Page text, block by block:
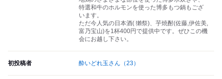
特選和牛のホルモンを使った博多もつ鍋もござ
います。
ただ今人気の日本酒( 獺祭)、芋焼酎(佐藤,伊佐美,
富乃宝山)を1杯400円で提供中です。ぜひこの機
会にお越し下さい。
初投稿者 酔いどれ玉さん （23）